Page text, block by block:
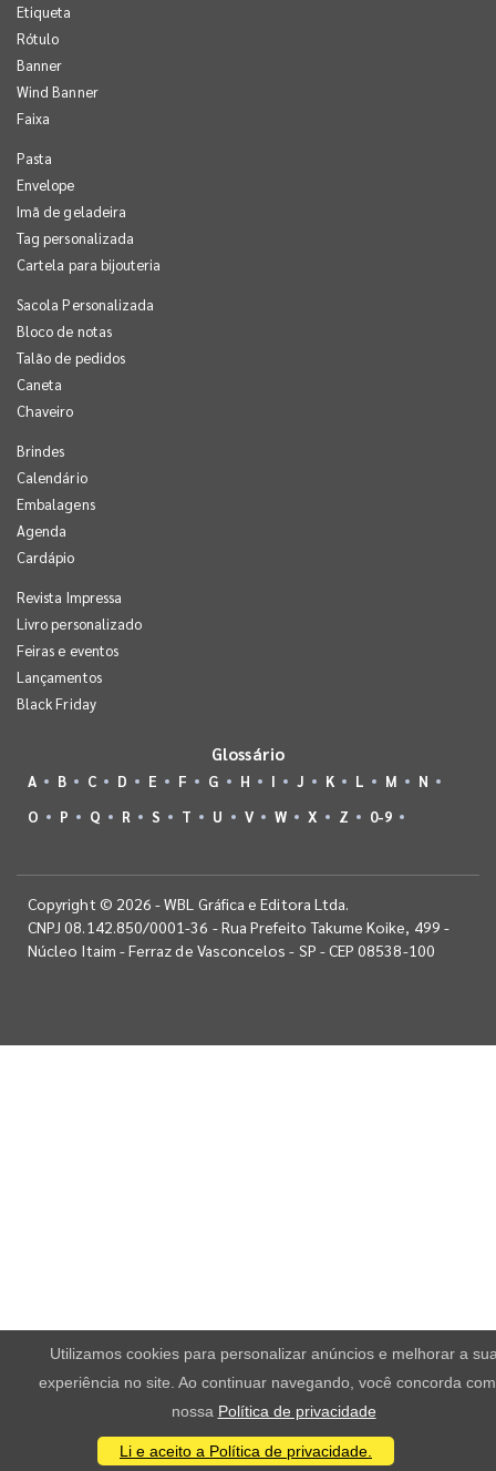
Etiqueta
Rótulo
Banner
Wind Banner
Faixa
Pasta
Envelope
Imã de geladeira
Tag personalizada
Cartela para bijouteria
Sacola Personalizada
Bloco de notas
Talão de pedidos
Caneta
Chaveiro
Brindes
Calendário
Embalagens
Agenda
Cardápio
Revista Impressa
Livro personalizado
Feiras e eventos
Lançamentos
Black Friday
Glossário
A B C D E F G H I J K L M
N
O
P Q R S T U V W X Z 0-9
Copyright © 2026 - WBL Gráfica e Editora Ltda.
CNPJ 08.142.850/0001-36 - Rua Prefeito Takume Koike, 499 -
Núcleo Itaim - Ferraz de Vasconcelos - SP - CEP 08538-100
Utilizamos cookies para personalizar anúncios e melhorar a
experiência no site. Ao continuar navegando, você concorda
nossa Política de privacidade
Li e aceito a Política de privacidade.